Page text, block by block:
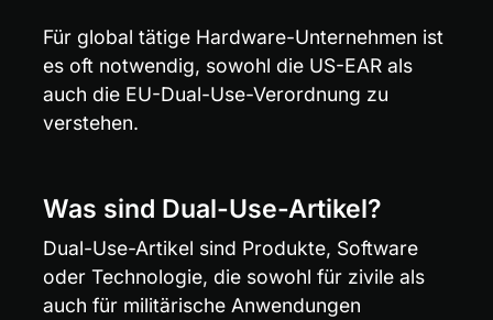
Für global tätige Hardware-Unternehmen ist
es oft notwendig, sowohl die US-EAR als
auch die EU-Dual-Use-Verordnung zu
verstehen.
Was sind Dual-Use-Artikel?
Dual-Use-Artikel sind Produkte, Software
oder Technologie, die sowohl für zivile als
auch für militärische Anwendungen